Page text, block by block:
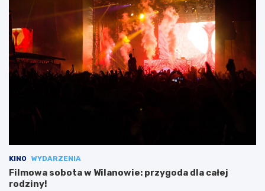
KINO WYDARZENIA
Filmowa sobota w Wilanowie: przygoda dla całej
rodziny!